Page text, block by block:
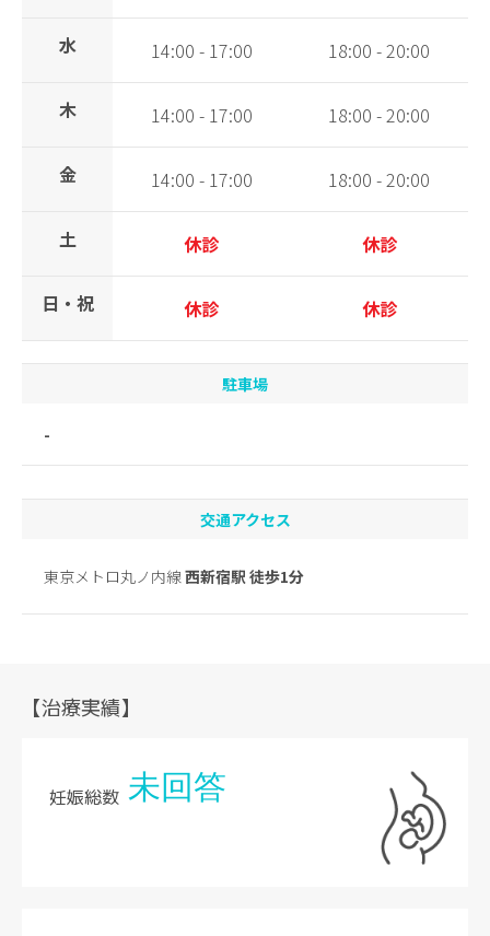
水 14:00 - 17:00 18:00 - 20:00
木 14:00 - 17:00 18:00 - 20:00
金 14:00 - 17:00 18:00 - 20:00
土 休診 休診
日・祝 休診 休診
駐車場
-
交通アクセス
東京メトロ丸ノ内線西新宿駅 徒歩1分
【治療実績】
妊娠総数 未回答